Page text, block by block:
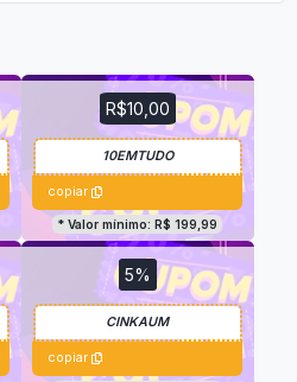
R$10,00
copiar
* Valor mínimo: R$ 199,99
5%
copiar